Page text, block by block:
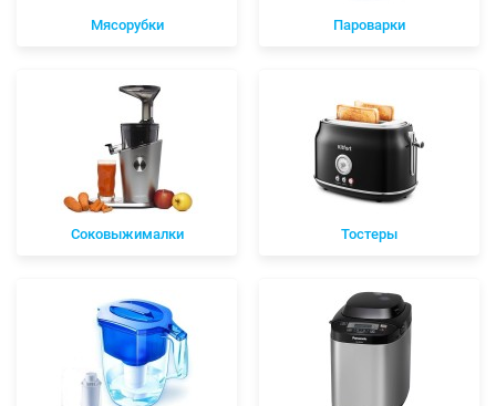
Мясорубки Пароварки
Соковыжималки Тостеры